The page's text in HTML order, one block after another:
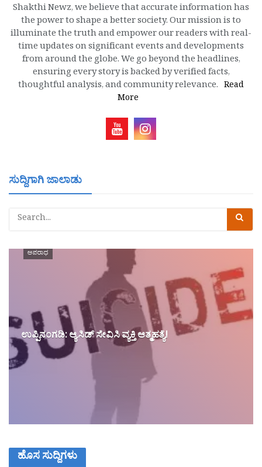
Shakthi Newz, we believe that accurate information has
the power to shape a better society. Our mission is to
illuminate the truth and empower our readers with real-
time updates on significant events and developments
from around the globe. We go beyond the headlines,
ensuring every story is backed by verified facts,
thoughtful analysis, and community relevance. Read
More
ಸುದ್ದಿಗಾಗಿ ಜಾಲಾಡು
ಅಪರಾಧ
ಉಪ್ಪಿನಂಗಡಿ: ಆ್ಯಸಿಡ್ ಸೇವಿಸಿ ವ್ಯಕ್ತಿ ಆತ್ಮಹತ್ಯೆ!
ಹೊಸ ಸುದ್ದಿಗಳು